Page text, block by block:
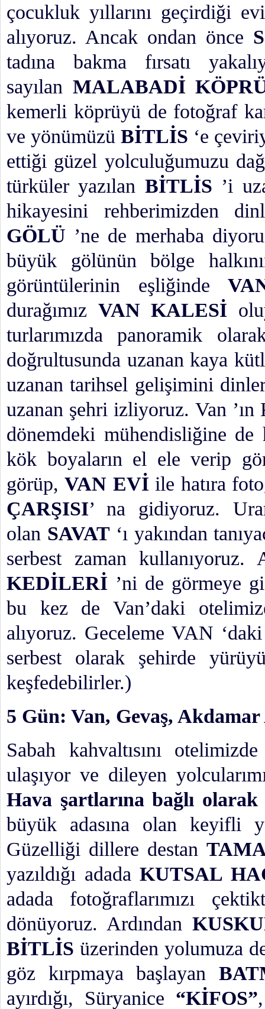
çocukluk yıllarını geçirdiği
alıyoruz. Ancak ondan önce
tadına bakma fırsatı
sayılan MALABADİ
kemerli köprüyü de fotoğraf
ve yönümüzü BİTLİS ‘e
ettiği güzel yolculuğumuzu
türküler yazılan BİTLİS ’i
hikayesini rehberimizden
GÖLÜ ’ne de merhaba
büyük gölünün bölge
görüntülerinin eşliğinde
durağımız VAN KALESİ
turlarımızda panoramik
doğrultusunda uzanan kaya
uzanan tarihsel gelişimini
uzanan şehri izliyoruz. Van
dönemdeki mühendisliğine
kök boyaların el ele verip
görüp,VAN EVİile hatıra
ÇARŞISI’ na gidiyoruz.
olan SAVAT ‘ı yakından
serbest zaman
KEDİLERİ ’ni de görmeye
bu kez de Van’daki
alıyoruz. Geceleme VAN
serbest olarak şehirde
keşfedebilirler.)
5 Gün: Van, Gevaş,
Sabah kahvaltısını
ulaşıyor ve dileyen
Hava şartlarına bağlı
büyük adasına olan keyifli
Güzelliği dillere destan
yazıldığı adadaKUTSAL
adada fotoğraflarımızı
dönüyoruz. Ardından
BİTLİS üzerinden yolumuza
göz kırpmaya başlayan
ayırdığı, Süryanice “KİFOS”